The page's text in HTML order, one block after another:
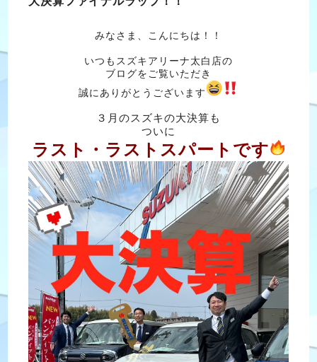
みなさま、こんにちは！！
いつもスズキアリーナ太白店の
ブログをご覧いただき
誠にありがとうございます
３月のスズキの大決算も
ついに
ラスト・ラストスパートです